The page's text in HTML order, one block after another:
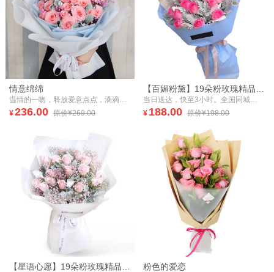
情意绵绵
温情的一吻，释放爱意点点，滴滴都是甜蜜，柔情的一吻，缤纷情意绵绵，朵朵都是浪漫，深情一吻，诉说相爱一生，句句都是真诚，亲吻情人节，给你一个吻，我爱你，愿陪你走过一世的浮华！
¥236.00 原价¥269.00
【百媚粉黛】19朵粉玫瑰精品花束
当日送达，快至3小时。全国同城，鲜花速递。19朵粉玫瑰精品花束
¥ 188.00 原价¥198.00
粉色的爱恋